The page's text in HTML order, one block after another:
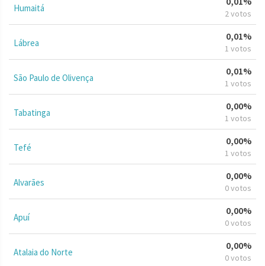
Humaitá 2 votos
Lábrea
0,01%
1 votos
São Paulo de Olivença
0,01%
1 votos
Tabatinga
0,00%
1 votos
Tefé
0,00%
1 votos
Alvarães
0,00%
0 votos
Apuí
0,00%
0 votos
Atalaia do Norte
0,00%
0 votos